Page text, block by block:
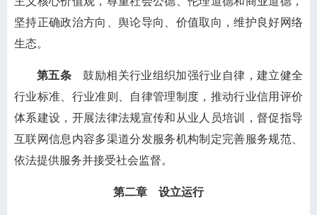
坚持正确政治方向、舆论导向、价值取向，维护良好网络
生态。
第五条 鼓励相关行业组织加强行业自律，建立健全
行业标准、行业准则、自律管理制度，推动行业信用评价
体系建设，开展法律法规宣传和从业人员培训，督促指导
互联网信息内容多渠道分发服务机构制定完善服务规范、
依法提供服务并接受社会监督。
第二章 设立运行